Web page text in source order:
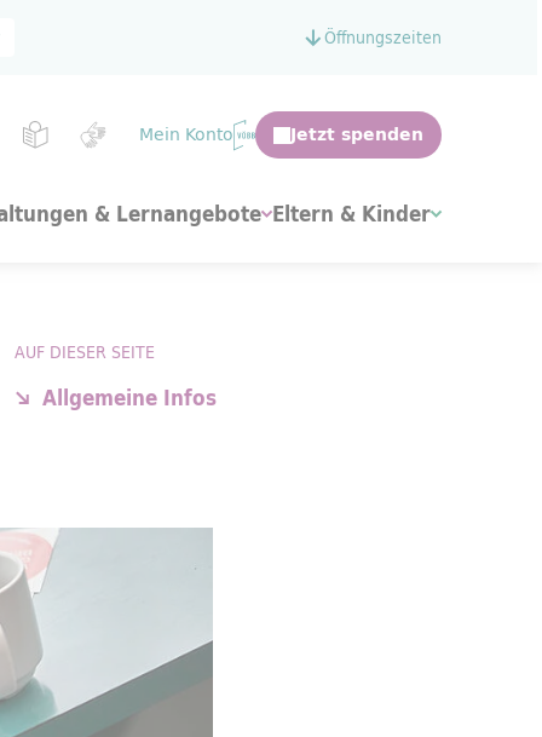
Öffnungszeiten
Mein Konto
& Lernangebote Eltern & Kinder
AUF DIESER SEITE
Allgemeine Infos